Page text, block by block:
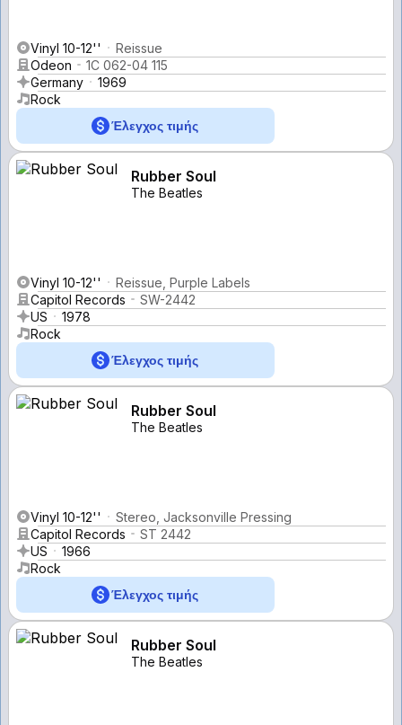
Vinyl 10-12''
Reissue
Odeon
1C 062-04 115
Germany
1969
Rock
Έλεγχος τιμής
Rubber Soul
The Beatles
Vinyl 10-12''
Reissue, Purple Labels
Capitol Records
SW-2442
US
1978
Rock
Έλεγχος τιμής
Rubber Soul
The Beatles
Vinyl 10-12''
Stereo, Jacksonville Pressing
Capitol Records
ST 2442
US
1966
Rock
Έλεγχος τιμής
Rubber Soul
The Beatles